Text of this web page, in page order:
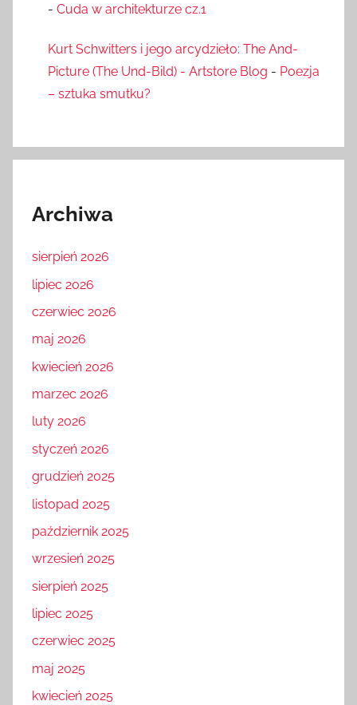
- Cuda w architekturze cz.1
Kurt Schwitters i jego arcydzieło: The And-
Picture (The Und-Bild) - Artstore Blog - Poezja
– sztuka smutku?
Archiwa
sierpień 2026
lipiec 2026
czerwiec 2026
maj 2026
kwiecień 2026
marzec 2026
luty 2026
styczeń 2026
grudzień 2025
listopad 2025
październik 2025
wrzesień 2025
sierpień 2025
lipiec 2025
czerwiec 2025
maj 2025
kwiecień 2025